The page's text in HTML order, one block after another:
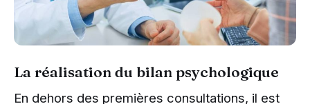
La réalisation du bilan psychologique
En dehors des premières consultations, il est